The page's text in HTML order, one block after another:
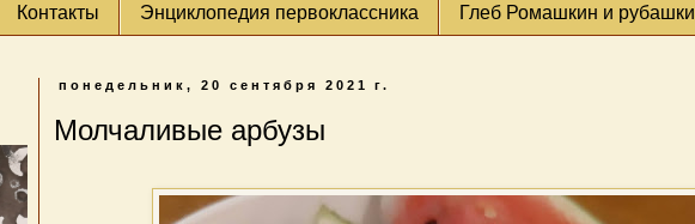
Контакты Энциклопедия первоклассника Глеб Ромашкин и рубашки
понедельник, 20 сентября 2021 г.
Молчаливые арбузы